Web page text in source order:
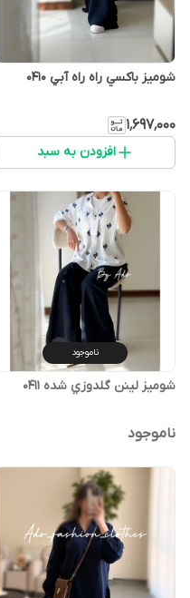
شوميز باكسي راه راه آبي 0410
۱٬۶۹۷٬۰۰۰
افزودن به سبد
ناموجود
شوميز لينن گلدوزي شده 0411
ناموجود